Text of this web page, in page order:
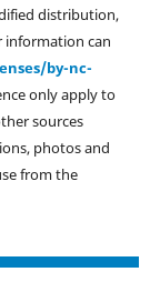
distribution,
information can
by-nc-
only apply to
sources
photos and
from the